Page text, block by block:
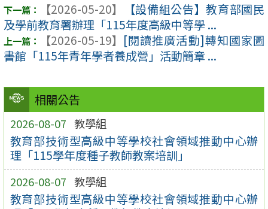
相關公告
2026-08-07 教學組
教育部技術型高級中等學校社會領域推動中心辦
理「115學年度種子教師教案培訓」
2026-08-07 教學組
教育部技術型高級中等學校社會領域推動中心辦
【2026-05-20】
【設備組公告】教育部國民
及學前教育署辦理「115年度高級中等學 ...
【2026-05-19】 [閱讀推廣活動]轉知國家圖
書館「115年青年學者養成營」活動簡章 ...